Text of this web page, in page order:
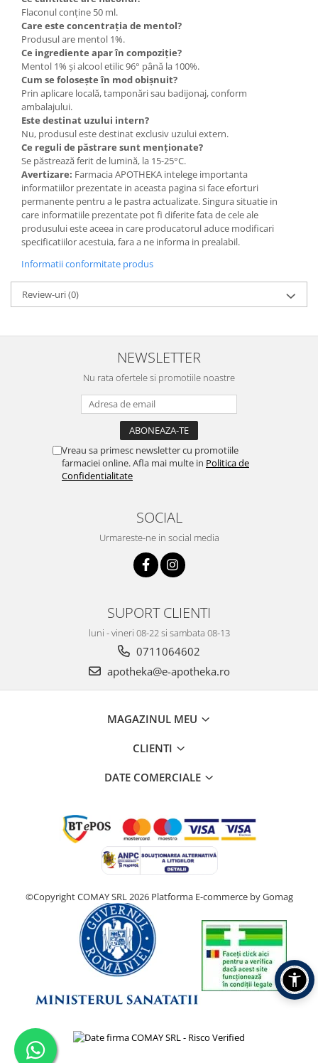
Flaconul conține 50 ml.
Care este concentrația de mentol?
Produsul are mentol 1%.
Ce ingrediente apar în compoziție?
Mentol 1% și alcool etilic 96° până la 100%.
Cum se folosește în mod obișnuit?
Prin aplicare locală, tamponări sau badijonaj, conform
ambalajului.
Este destinat uzului intern?
Nu, produsul este destinat exclusiv uzului extern.
Ce reguli de păstrare sunt menționate?
Se păstrează ferit de lumină, la 15-25°C.
Avertizare: Farmacia APOTHEKA intelege importanta
informatiilor prezentate in aceasta pagina si face eforturi
permanente pentru a le pastra actualizate. Singura situatie in
care informatiile prezentate pot fi diferite fata de cele ale
produsului este aceea in care producatorul aduce modificari
specificatiilor acestuia, fara a ne informa in prealabil.
Informatii conformitate produs
Review-uri(0)
NEWSLETTER
Nu rata ofertele si promotiile noastre
Vreau sa primesc newsletter cu promotiile
farmaciei online. Afla mai multe in Politica de
Confidentialitate
SOCIAL
Urmareste-ne in social media
SUPORT CLIENTI
luni - vineri 08-22 si sambata 08-13
0711064602
apotheka@e-apotheka.ro
MAGAZINUL MEU
CLIENTI
DATE COMERCIALE
©Copyright COMAY SRL 2026 Platforma E-commerce by Gomag